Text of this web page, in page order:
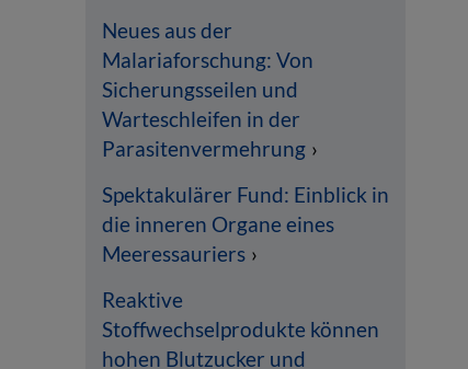
Neues aus der
Malariaforschung: Von
Sicherungsseilen und
Warteschleifen in der
Parasitenvermehrung
Spektakulärer Fund: Einblick in
die inneren Organe eines
Meeressauriers
Reaktive
Stoffwechselprodukte können
hohen Blutzucker und